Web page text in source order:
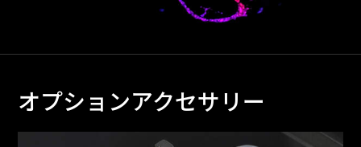
オプションアクセサリー